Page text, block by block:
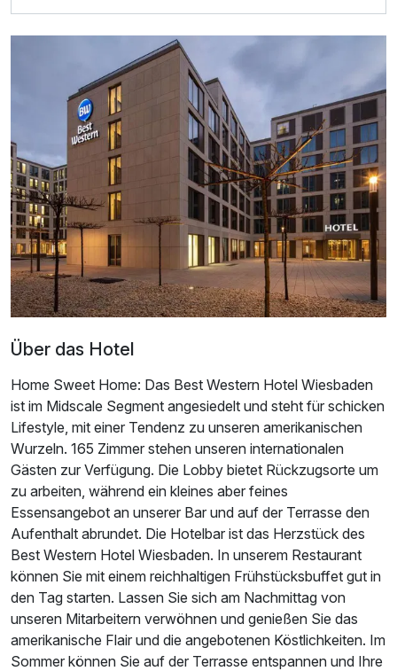
Über das Hotel
Home Sweet Home: Das Best Western Hotel Wiesbaden
ist im Midscale Segment angesiedelt und steht für schicken
Lifestyle, mit einer Tendenz zu unseren amerikanischen
Wurzeln. 165 Zimmer stehen unseren internationalen
Gästen zur Verfügung. Die Lobby bietet Rückzugsorte um
zu arbeiten, während ein kleines aber feines
Essensangebot an unserer Bar und auf der Terrasse den
Aufenthalt abrundet. Die Hotelbar ist das Herzstück des
Best Western Hotel Wiesbaden. In unserem Restaurant
können Sie mit einem reichhaltigen Frühstücksbuffet gut in
den Tag starten. Lassen Sie sich am Nachmittag von
unseren Mitarbeitern verwöhnen und genießen Sie das
amerikanische Flair und die angebotenen Köstlichkeiten. Im
Sommer können Sie auf der Terrasse entspannen und Ihre